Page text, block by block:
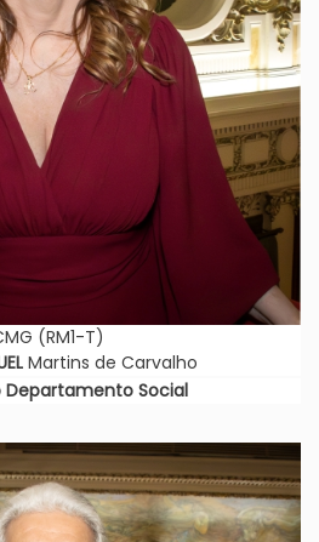
(RM1-T)
Martins de Carvalho
Departamento Social